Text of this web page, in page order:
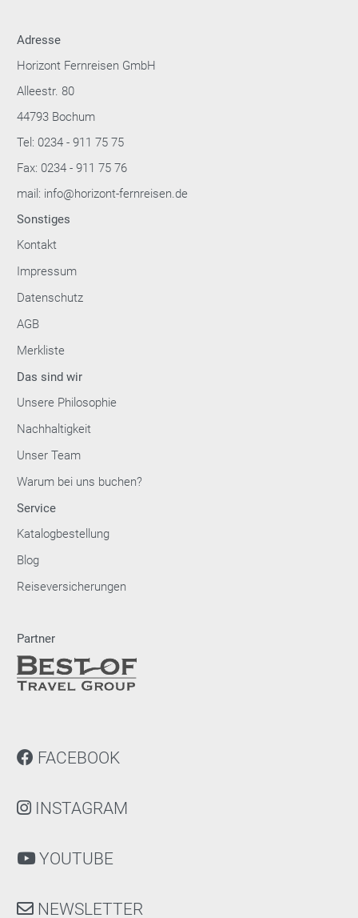
Adresse
Horizont Fernreisen GmbH
Alleestr. 80
44793 Bochum
Tel: 0234 - 911 75 75
Fax: 0234 - 911 75 76
mail: info@horizont-fernreisen.de
Sonstiges
Kontakt
Impressum
Datenschutz
AGB
Merkliste
Das sind wir
Unsere Philosophie
Nachhaltigkeit
Unser Team
Warum bei uns buchen?
Service
Katalogbestellung
Blog
Reiseversicherungen
Partner
FACEBOOK
INSTAGRAM
YOUTUBE
NEWSLETTER